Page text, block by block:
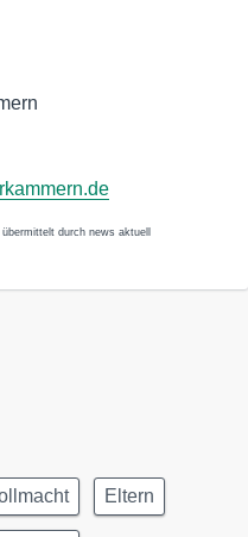
durch news aktuell
Eltern